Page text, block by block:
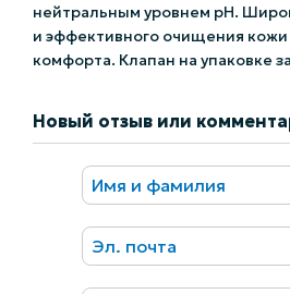
нейтральным уровнем pH.
и эффективного очищения кожи
комфорта. Клапан на упаковке
Новый отзыв или